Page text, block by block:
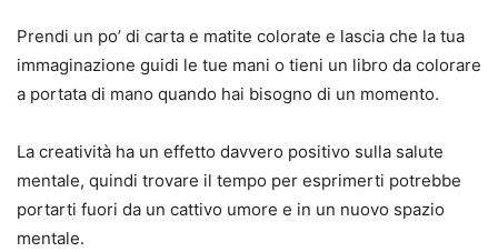
Prendi un po’ di carta e matite colorate e lascia che la tua
immaginazione guidi le tue mani o tieni un libro da colorare
a portata di mano quando hai bisogno di un momento.
La creatività ha un effetto davvero positivo sulla salute
mentale, quindi trovare il tempo per esprimerti potrebbe
portarti fuori da un cattivo umore e in un nuovo spazio
mentale.